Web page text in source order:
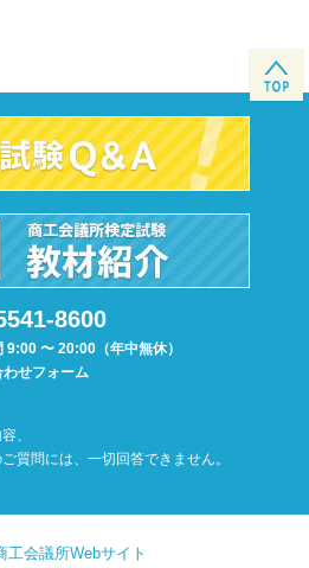
8600
9:00 〜 20:00（年中無休）
わせフォーム
、
質問には、一切回答できません。
工会議所Webサイト